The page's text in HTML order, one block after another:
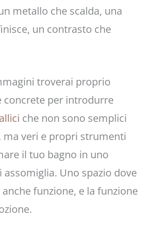
metallo che scalda, una
un contrasto che
troverai proprio
concrete per introdurre
che non sono semplici
ma veri e propri strumenti
il tuo bagno in uno
assomiglia. Uno spazio dove
anche funzione, e la funzione